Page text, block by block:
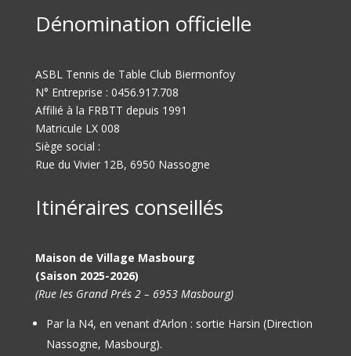
Dénomination officielle
ASBL Tennis de Table Club Biermonfoy
N° Entreprise : 0456.917.708
Affilié à la FRBTT depuis 1991
Matricule LX 008
Siège social :
Rue du Vivier 12B, 6950 Nassogne
Itinéraires conseillés
Maison de Village Masbourg
(Saison 2025-2026)
(Rue les Grand Prés 2 – 6953 Masbourg)
Par la N4, en venant d’Arlon : sortie Harsin (Direction
Nassogne, Masbourg).